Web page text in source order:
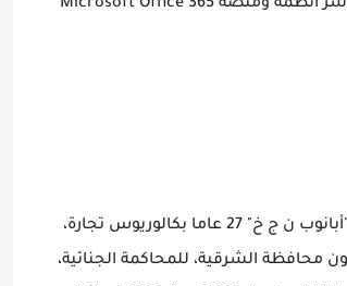
شن هجمات تصيد إلكتروني واسعة النطاق استهدفت بشكل مباشر أنظمة ومنصة Microsoft Office 365
وكانت نيابة الشئون الاقتصادية وغسل الأموال قد أحالت كل من، "أبانوب ن ج خ" 27 عاما بكالوريوس تجارة،
الشرقية، للمحاكمة الجنائية،